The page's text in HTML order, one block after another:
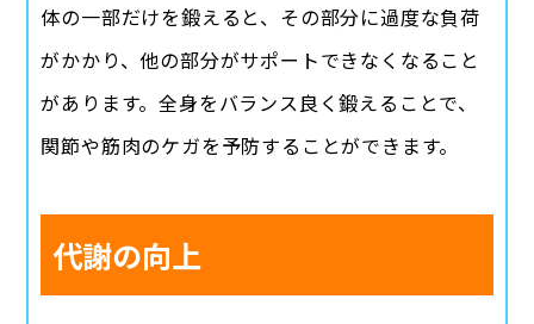
体の一部だけを鍛えると、その部分に過度な負荷
がかかり、他の部分がサポートできなくなること
があります。全身をバランス良く鍛えることで、
関節や筋肉のケガを予防することができます。
代謝の向上